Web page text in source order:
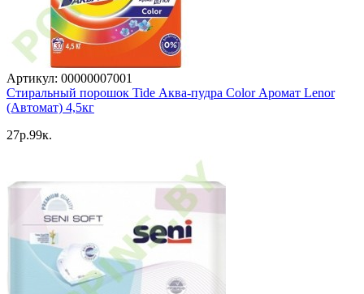
Артикул: 00000007001
Стиральный порошок Tide Аква-пудра Color Аромат Lenor
(Автомат) 4,5кг
27p.99к.